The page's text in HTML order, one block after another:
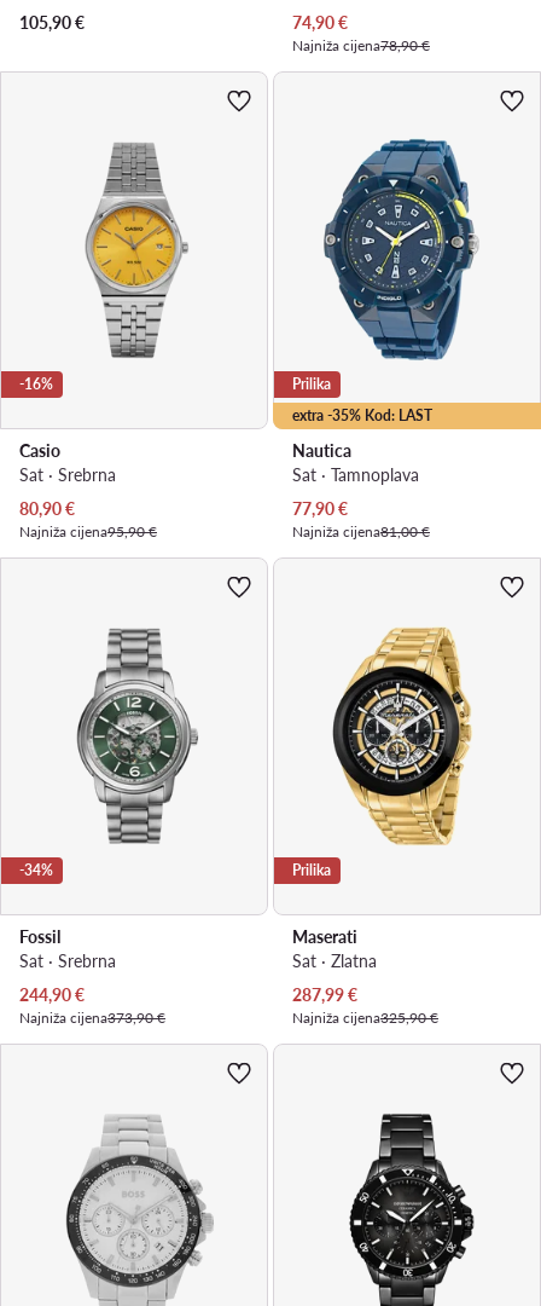
105,90€ Trenutna cijena
74,90€
Najniža cijena78,90 €
-16%
Casio
Sat · Srebrna
Trenutna cijena
80,90€
Najniža cijena95,90 €
extra -35% Kod: LAST
Prilika
Nautica
Sat · Tamnoplava
Trenutna cijena
77,90€
Najniža cijena81,00 €
-34%
Fossil
Sat · Srebrna
Trenutna cijena
244,90€
Najniža cijena373,90 €
Prilika
Maserati
Sat · Zlatna
Trenutna cijena
287,99€
Najniža cijena325,90 €